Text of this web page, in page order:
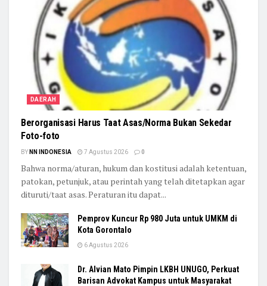
DAERAH
Berorganisasi Harus Taat Asas/Norma Bukan Sekedar
Foto-foto
BY NN INDONESIA 7 Agustus 2026 0
Bahwa norma/aturan, hukum dan kostitusi adalah ketentuan,
patokan, petunjuk, atau perintah yang telah ditetapkan agar
dituruti/taat asas. Peraturan itu dapat...
Pemprov Kuncur Rp 980 Juta untuk UMKM di
Kota Gorontalo
6 Agustus 2026
Dr. Alvian Mato Pimpin LKBH UNUGO, Perkuat
Barisan Advokat Kampus untuk Masyarakat